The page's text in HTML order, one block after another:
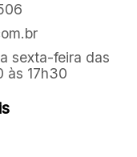
sexta-feira das
às 17h30